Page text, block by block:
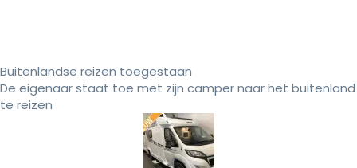
Buitenlandse reizen toegestaan
De eigenaar staat toe met zijn camper naar het buitenland
te reizen